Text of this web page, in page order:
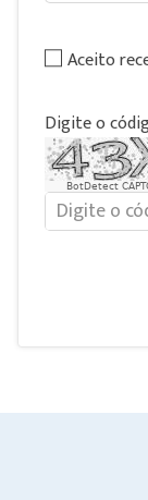
Aceito
Digite o
BotDetect